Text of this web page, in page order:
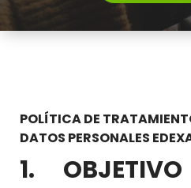
POLÍTICA DE
DATOS PERSONALES
1. OBJETIVO